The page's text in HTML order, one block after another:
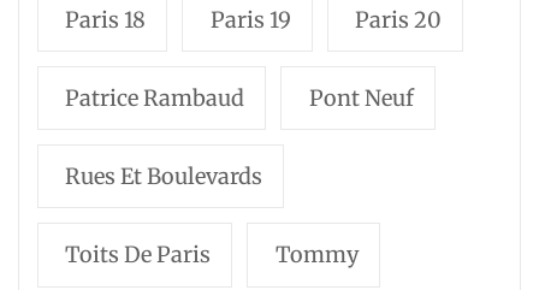
Paris 18 Paris 19 Paris 20
Patrice Rambaud Pont Neuf
Rues Et Boulevards
Toits De Paris Tommy